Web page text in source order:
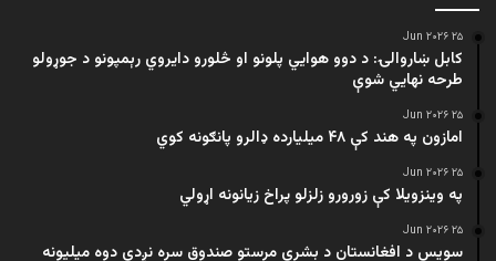
۲۵ Jun ۲۰۲۶
کابل ښاروالۍ: د دوو هوايي پلونو او څلورو دایروي رېمپونو د جوړولو
طرحه نهایي شوې
۲۵ Jun ۲۰۲۶
امازون په هند کې ۴۸ میلیارده ډالرو پانګونه کوي
۲۵ Jun ۲۰۲۶
په وینزویلا کې زورورو زلزلو پراخ زیانونه اړولي
۲۵ Jun ۲۰۲۶
سویس د افغانستان د بشري مرستو صندوق سره نږدې دوه میلیونه